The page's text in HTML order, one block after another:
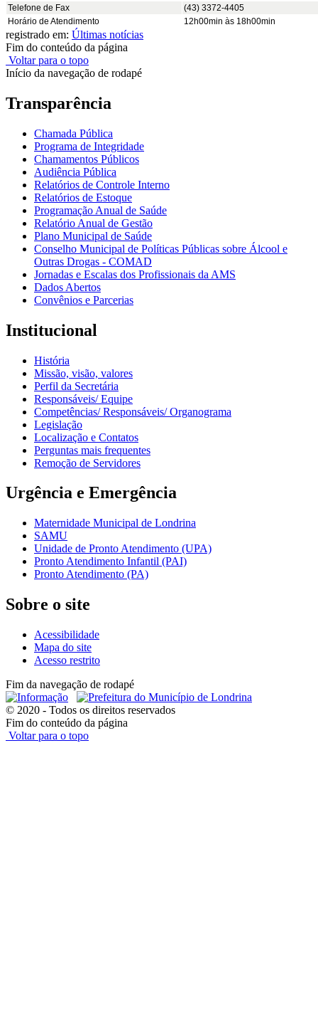
Telefone de Fax
(43) 3372-4405
Horário de Atendimento
12h00min às 18h00min
registrado em: Últimas notícias
Fim do conteúdo da página
Voltar para o topo
Início da navegação de rodapé
Transparência
Chamada Pública
Programa de Integridade
Chamamentos Públicos
Audiência Pública
Relatórios de Controle Interno
Relatórios de Estoque
Programação Anual de Saúde
Relatório Anual de Gestão
Plano Municipal de Saúde
Conselho Municipal de Políticas Públicas sobre Álcool e
Outras Drogas - COMAD
Jornadas e Escalas dos Profissionais da AMS
Dados Abertos
Convênios e Parcerias
Institucional
História
Missão, visão, valores
Perfil da Secretária
Responsáveis/ Equipe
Competências/ Responsáveis/ Organograma
Legislação
Localização e Contatos
Perguntas mais frequentes
Remoção de Servidores
Urgência e Emergência
Maternidade Municipal de Londrina
SAMU
Unidade de Pronto Atendimento (UPA)
Pronto Atendimento Infantil (PAI)
Pronto Atendimento (PA)
Sobre o site
Acessibilidade
Mapa do site
Acesso restrito
Fim da navegação de rodapé
© 2020 - Todos os direitos reservados
Fim do conteúdo da página
Voltar para o topo